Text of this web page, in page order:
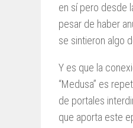
en sí pero desde
pesar de haber
se sintieron algo
Y es que la
“Medusa” es
de portales
que aporta este